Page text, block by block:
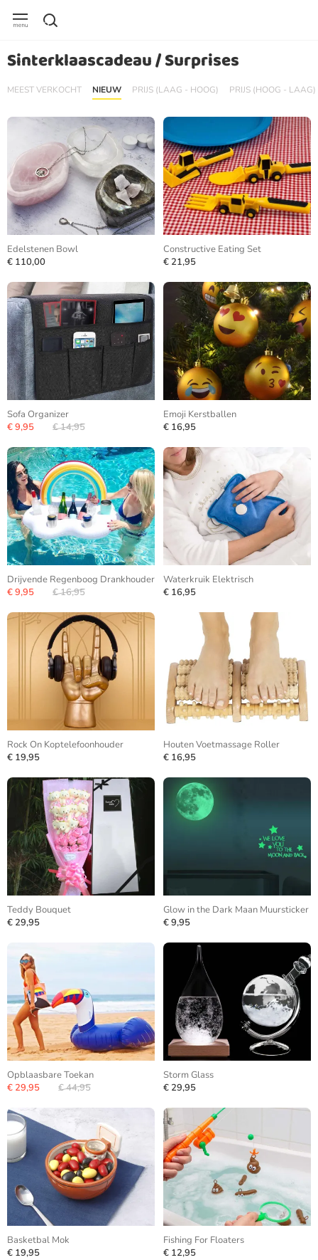
Sinterklaascadeau / Surprises
MEEST VERKOCHT NIEUW PRIJS (LAAG - HOOG) PRIJS (HOOG - LAAG)
Edelstenen Bowl
€ 110,00
Constructive Eating Set
€ 21,95
Sofa Organizer
€ 9,95
€ 14,95
Emoji Kerstballen
€ 16,95
Drijvende Regenboog Drankhouder
€ 9,95
€ 16,95
Waterkruik Elektrisch
€ 16,95
Rock On Koptelefoonhouder
€ 19,95
Houten Voetmassage Roller
€ 16,95
Teddy Bouquet
€ 29,95
Glow in the Dark Maan Muursticker
€ 9,95
Opblaasbare Toekan
€ 29,95
€ 44,95
Storm Glass
€ 29,95
Basketbal Mok
€ 19,95
Fishing For Floaters
€ 12,95